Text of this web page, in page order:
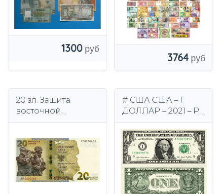
1300
3764
20 зл. Защита
восточной
# США США – 1
ДОЛЛАР – 2021 – P-
Миннеаполис)